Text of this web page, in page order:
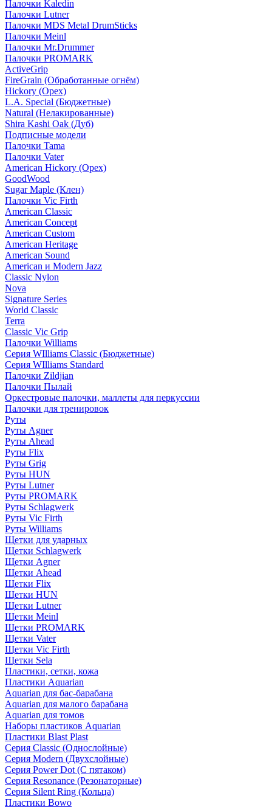
Палочки Kaledin
Палочки Lutner
Палочки MDS Metal DrumSticks
Палочки Meinl
Палочки Mr.Drummer
Палочки PROMARK
ActiveGrip
FireGrain (Обработанные огнём)
Hickory (Орех)
L.A. Special (Бюджетные)
Natural (Нелакированные)
Shira Kashi Oak (Дуб)
Подписные модели
Палочки Tama
Палочки Vater
American Hickory (Орех)
GoodWood
Sugar Maple (Клен)
Палочки Vic Firth
American Classic
American Concept
American Custom
American Heritage
American Sound
American и Modern Jazz
Classic Nylon
Nova
Signature Series
World Classic
Terra
Classic Vic Grip
Палочки Williams
Серия WIlliams Classic (Бюджетные)
Серия WIlliams Standard
Палочки Zildjian
Палочки Пылай
Оркестровые палочки, маллеты для перкуссии
Палочки для тренировок
Руты
Руты Agner
Руты Ahead
Руты Flix
Руты Grig
Руты HUN
Руты Lutner
Руты PROMARK
Руты Schlagwerk
Руты Vic Firth
Руты Williams
Щетки для ударных
Щетки Schlagwerk
Щетки Agner
Щетки Ahead
Щетки Flix
Щетки HUN
Щетки Lutner
Щетки Meinl
Щетки PROMARK
Щетки Vater
Щетки Vic Firth
Щетки Sela
Пластики, сетки, кожа
Пластики Aquarian
Aquarian для бас-барабана
Aquarian для малого барабана
Aquarian для томов
Наборы пластиков Aquarian
Пластики Blast Plast
Серия Classic (Однослойные)
Серия Modern (Двухслойные)
Серия Power Dot (С пятаком)
Серия Resonance (Резонаторные)
Серия Silent Ring (Кольца)
Пластики Bowo